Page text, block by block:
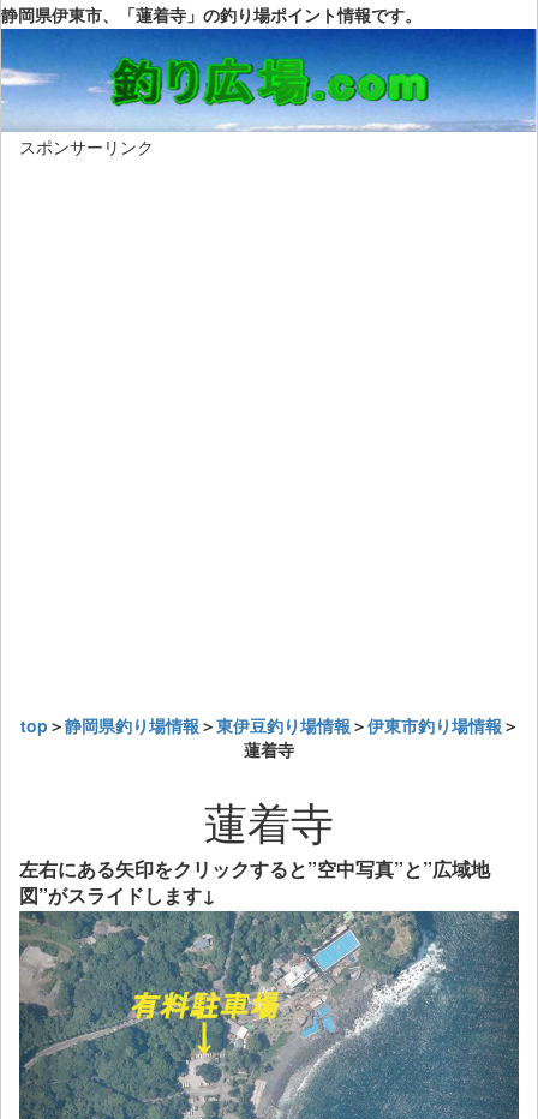
静岡県伊東市、「蓮着寺」の釣り場ポイント情報です。
スポンサーリンク
top ＞静岡県釣り場情報 ＞東伊豆釣り場情報 ＞伊東市釣り場情報 ＞
蓮着寺
蓮着寺
左右にある矢印をクリックすると”空中写真”と”広域地
図”がスライドします↓
Previous Next